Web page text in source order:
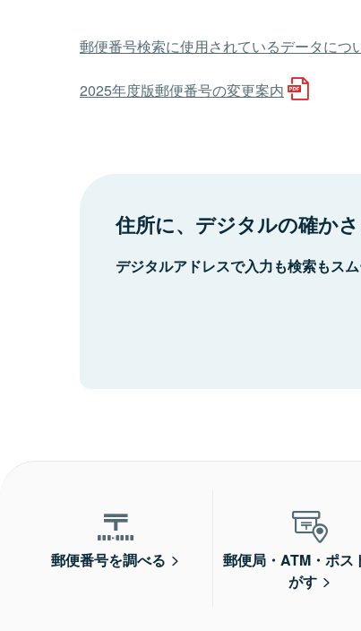
郵便番号検索に使用されているデータにつ
2025年度版郵便番号の変更案内
住所に、デジタルの確かさ
デジタルアドレスで入力も検索もスム
郵便番号を調べる
郵便局・ATM・ポス
がす